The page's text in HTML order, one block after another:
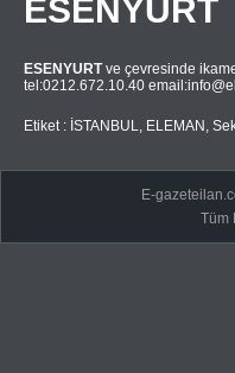
ESENYURT
ESENYURTve çevresinde
tel:0212.672.10.40 email:
Etiket : İSTANBUL, ELEMAN ,
E-
Tüm